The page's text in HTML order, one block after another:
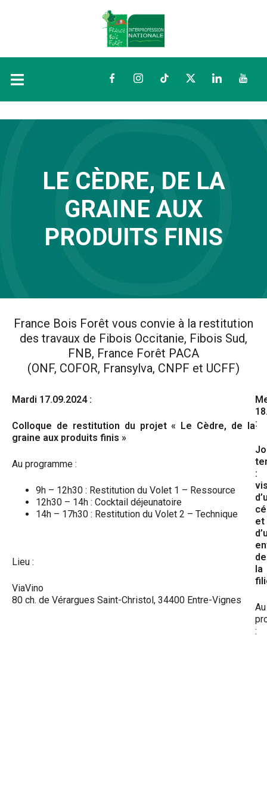
FacebookInstagramTikTokTwitterLinkedIn
LE CÈDRE, DE LA
GRAINE AUX
PRODUITS FINIS
France Bois Forêt vous convie à la restitution
des travaux de Fibois Occitanie, Fibois Sud,
FNB, France Forêt PACA
(ONF, COFOR, Fransylva, CNPF et UCFF)
Mardi 17.09.2024 :
Colloque de restitution du projet « Le Cèdre, de la
graine aux produits finis »
Au programme :
9h – 12h30 : Restitution du Volet 1 – Ressource
12h30 – 14h : Cocktail déjeunatoire
14h – 17h30 : Restitution du Volet 2 – Technique
Lieu :
ViaVino
80 ch. de Vérargues Saint-Christol, 34400 Entre-Vignes
:
:
et
de
la
Au
: